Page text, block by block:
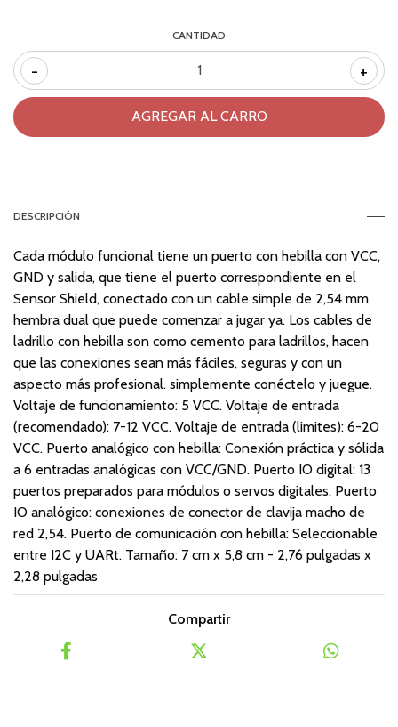
CANTIDAD
- +
DESCRIPCIÓN
Cada módulo funcional tiene un puerto con hebilla con VCC,
GND y salida, que tiene el puerto correspondiente en el
Sensor Shield, conectado con un cable simple de 2,54 mm
hembra dual que puede comenzar a jugar ya. Los cables de
ladrillo con hebilla son como cemento para ladrillos, hacen
que las conexiones sean más fáciles, seguras y con un
aspecto más profesional. simplemente conéctelo y juegue.
Voltaje de funcionamiento: 5 VCC. Voltaje de entrada
(recomendado): 7-12 VCC. Voltaje de entrada (limites): 6-20
VCC. Puerto analógico con hebilla: Conexión práctica y sólida
a 6 entradas analógicas con VCC/GND. Puerto IO digital: 13
puertos preparados para módulos o servos digitales. Puerto
IO analógico: conexiones de conector de clavija macho de
red 2,54. Puerto de comunicación con hebilla: Seleccionable
entre I2C y UARt. Tamaño: 7 cm x 5,8 cm - 2,76 pulgadas x
2,28 pulgadas
Compartir